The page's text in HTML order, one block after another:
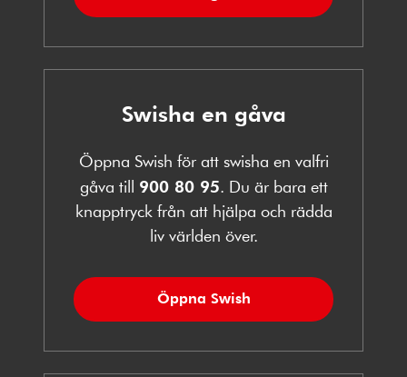
Swisha en gåva
Öppna Swish för att swisha en valfri
gåva till 900 80 95. Du är bara ett
knapptryck från att hjälpa och rädda
liv världen över.
Öppna Swish